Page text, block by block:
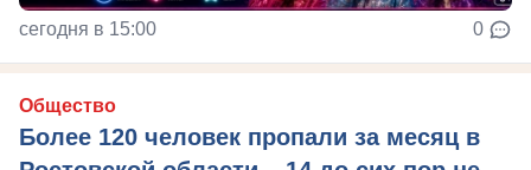
сегодня в 15:00 0
Общество
Более 120 человек пропали за месяц в